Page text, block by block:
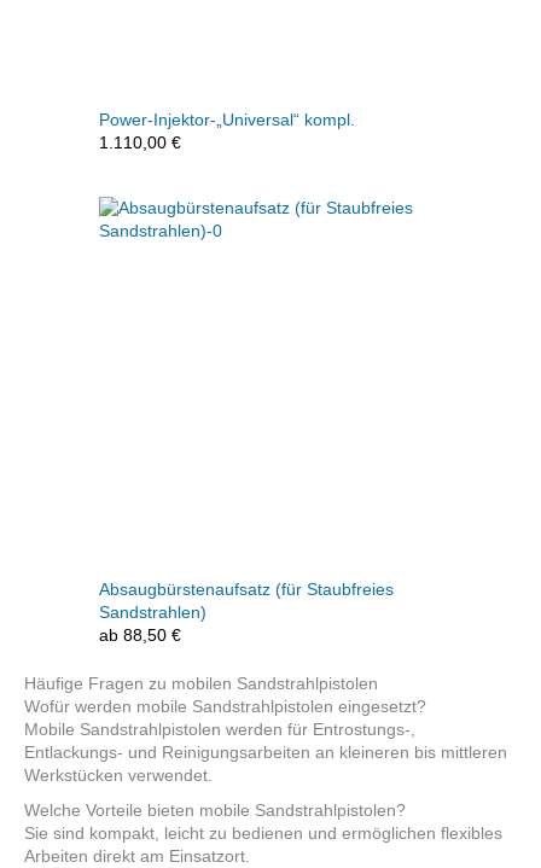
Power-Injektor-„Universal“ kompl.
1.110,00 €
Absaugbürstenaufsatz (für Staubfreies
Sandstrahlen)
ab 88,50 €
Häufige Fragen zu mobilen Sandstrahlpistolen
Wofür werden mobile Sandstrahlpistolen eingesetzt?
Mobile Sandstrahlpistolen werden für Entrostungs-,
Entlackungs- und Reinigungsarbeiten an kleineren bis mittleren
Werkstücken verwendet.
Welche Vorteile bieten mobile Sandstrahlpistolen?
Sie sind kompakt, leicht zu bedienen und ermöglichen flexibles
Arbeiten direkt am Einsatzort.